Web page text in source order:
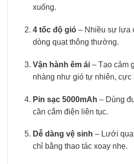
xuống.
4 tốc độ gió– Nhiều sự lựa
dòng quạt thông thường.
Vận hành êm ái– Tạo cảm
nhàng như gió tự nhiên, cực
Pin sạc 5000mAh – Dùng
cần cắm điện liên tục.
Dễ dàng vệ sinh – Lưới
chỉ bằng thao tác xoay nhẹ.